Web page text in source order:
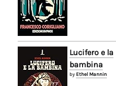
Lucifero e la
bambina
by Ethel Mannin